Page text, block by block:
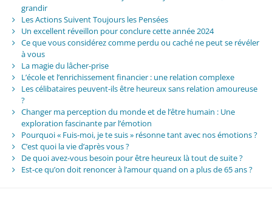
grandir
Les Actions Suivent Toujours les Pensées
Un excellent réveillon pour conclure cette année 2024
Ce que vous considérez comme perdu ou caché ne peut se révéler
à vous
La magie du lâcher-prise
L’école et l’enrichissement financier : une relation complexe
Les célibataires peuvent-ils être heureux sans relation amoureuse
?
Changer ma perception du monde et de l’être humain : Une
exploration fascinante par l’émotion
Pourquoi « Fuis-moi, je te suis » résonne tant avec nos émotions ?
C’est quoi la vie d’après vous ?
De quoi avez-vous besoin pour être heureux là tout de suite ?
Est-ce qu’on doit renoncer à l’amour quand on a plus de 65 ans ?